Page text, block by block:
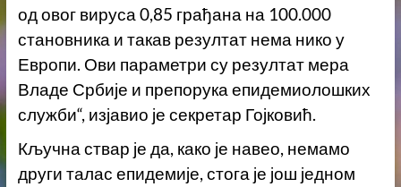
од овог вируса 0,85 грађана на 100.000
становника и такав резултат нема нико у
Европи. Ови параметри су резултат мера
Владе Србије и препорука епидемиолошких
служби“, изјавио је секретар Гојковић.
Кључна ствар је да, како је навео, немамо
други талас епидемије, стога је још једном